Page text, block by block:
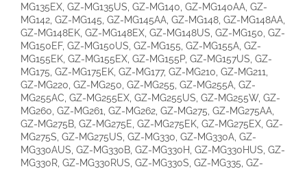
MG135EX, GZ-MG135US, GZ-MG140, GZ-MG140AA, GZ-
MG142, GZ-MG145, GZ-MG145AA, GZ-MG148, GZ-MG148AA,
GZ-MG148EK, GZ-MG148EX, GZ-MG148US, GZ-MG150, GZ-
MG150EF, GZ-MG150US, GZ-MG155, GZ-MG155A, GZ-
MG155EK, GZ-MG155EX, GZ-MG155P, GZ-MG157US, GZ-
MG175, GZ-MG175EK, GZ-MG177, GZ-MG210, GZ-MG211,
GZ-MG220, GZ-MG250, GZ-MG255, GZ-MG255A, GZ-
MG255AC, GZ-MG255EX, GZ-MG255US, GZ-MG255W, GZ-
MG260, GZ-MG261, GZ-MG262, GZ-MG275, GZ-MG275AA,
GZ-MG275B, GZ-MG275E, GZ-MG275EK, GZ-MG275EX, GZ-
MG275S, GZ-MG275US, GZ-MG330, GZ-MG330A, GZ-
MG330AUS, GZ-MG330B, GZ-MG330H, GZ-MG330HUS, GZ-
MG330R, GZ-MG330RUS, GZ-MG330S, GZ-MG335, GZ-